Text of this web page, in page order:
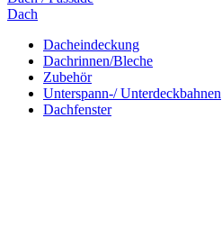
Dach
Dacheindeckung
Dachrinnen/Bleche
Zubehör
Unterspann-/ Unterdeckbahnen
Dachfenster